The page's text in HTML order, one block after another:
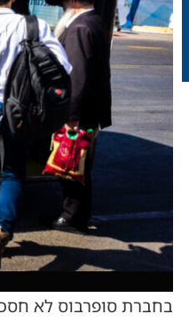
בחברת סופרבוס לא